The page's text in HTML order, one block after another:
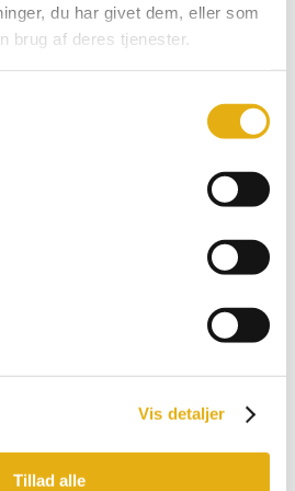
du har givet dem, eller som
brug af deres tjenester.
Vis detaljer
Tillad alle
/Promax, Super, Frontload,
og få opdatering